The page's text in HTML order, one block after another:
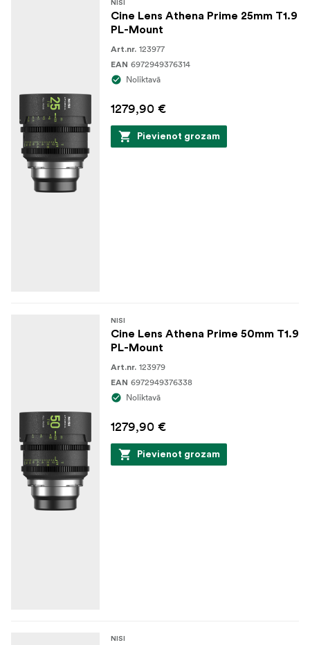
NISI
Cine Lens Athena Prime 25mm T1.9
PL-Mount
Art.nr. 123977
EAN 6972949376314
Noliktavā
1279,90 €
Pievienot grozam
NISI
Cine Lens Athena Prime 50mm T1.9
PL-Mount
Art.nr. 123979
EAN 6972949376338
Noliktavā
1279,90 €
Pievienot grozam
NISI